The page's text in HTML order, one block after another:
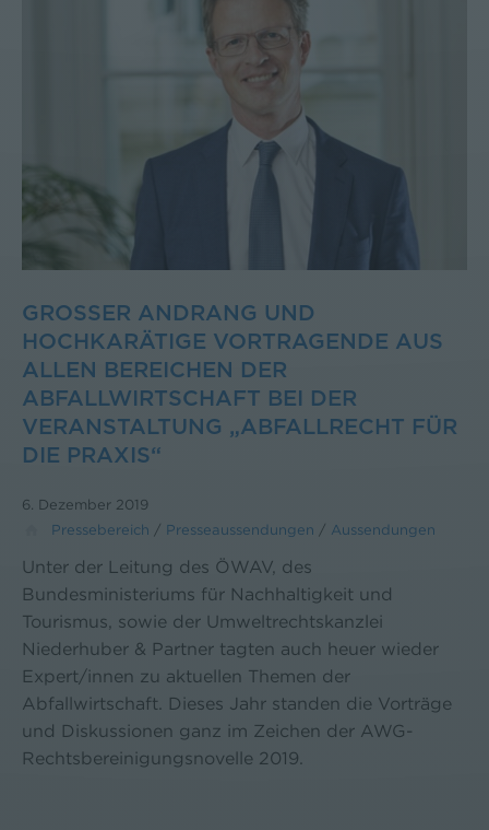
GROSSER ANDRANG UND H
OCHKARÄTIGE VORTRAGENDE AUS A
LLEN BEREICHEN DER A
BFALLWIRTSCHAFT BEI DER V
ERANSTALTUNG „ABFALLRECHT FÜR D
IE PRAXIS“
6. Dezember 2019
Pressebereich / Presseaussendungen / Aussendungen
Unter der Leitung des ÖWAV, des
Bundesministeriums für Nachhaltigkeit und
Tourismus, sowie der Umweltrechtskanzlei
Niederhuber & Partner tagten auch heuer wieder
Expert/innen zu aktuellen Themen der
Abfallwirtschaft. Dieses Jahr standen die Vorträge
und Diskussionen ganz im Zeichen der AWG-
Rechtsbereinigungsnovelle 2019.